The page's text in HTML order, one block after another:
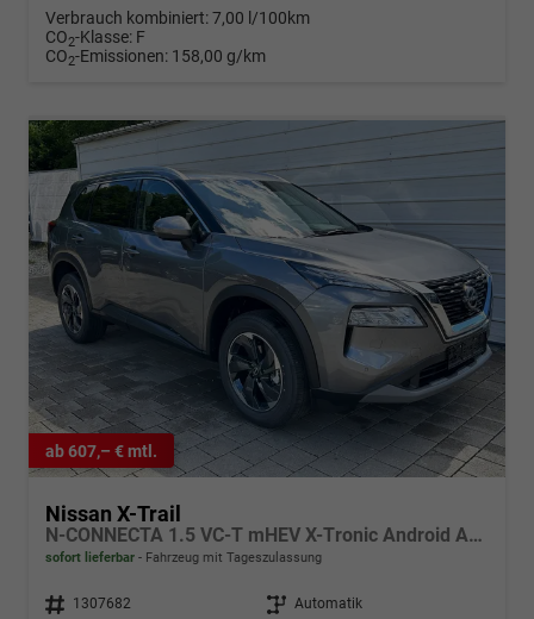
Verbrauch kombiniert:7,00 l/100km
CO2-Klasse: F
CO2-Emissionen: 158,00 g/km
ab 607,– € mtl.
Nissan X-Trail
N-CONNECTA 1.5 VC-T mHEV X-Tronic Android Auto*Navi*SHZ*3Z Klimaauto*360°*ACC*E-Heck
sofort lieferbar Fahrzeug mit Tageszulassung
Fahrzeugnr. 1307682 Getriebe Automatik